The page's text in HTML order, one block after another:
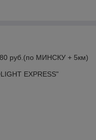
80 руб.(по МИНСКУ + 5км)
EXPRESS"